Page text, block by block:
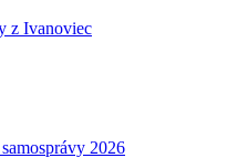
z Ivanoviec
2026